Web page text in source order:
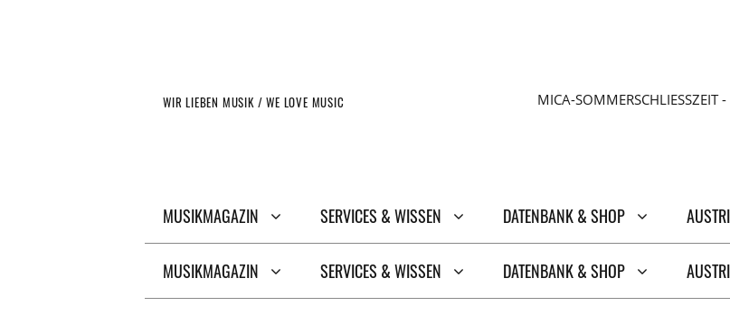
WIR LIEBEN MUSIK / WE LOVE MUSIC MICA-
MUSIKMAGAZIN SERVICES & WISSEN DATENBANK & SHOP
MUSIKMAGAZIN SERVICES & WISSEN DATENBANK & SHOP